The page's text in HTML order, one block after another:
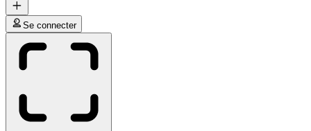
Se connecter